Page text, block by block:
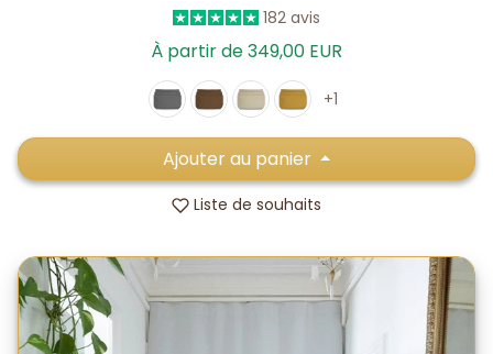
182 avis
À partir de 349,00 EUR
+1
Ajouter au panier
Liste de souhaits